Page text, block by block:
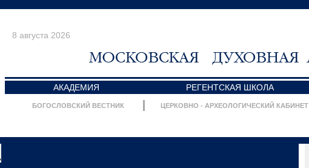
8 августа 2026
АКАДЕМИЯ РЕГЕНТСКАЯ ШКОЛА
БОГОСЛОВСКИЙ ВЕСТНИК ЦЕРКОВНО - АРХЕОЛОГИЧЕСКИЙ КАБИНЕТ